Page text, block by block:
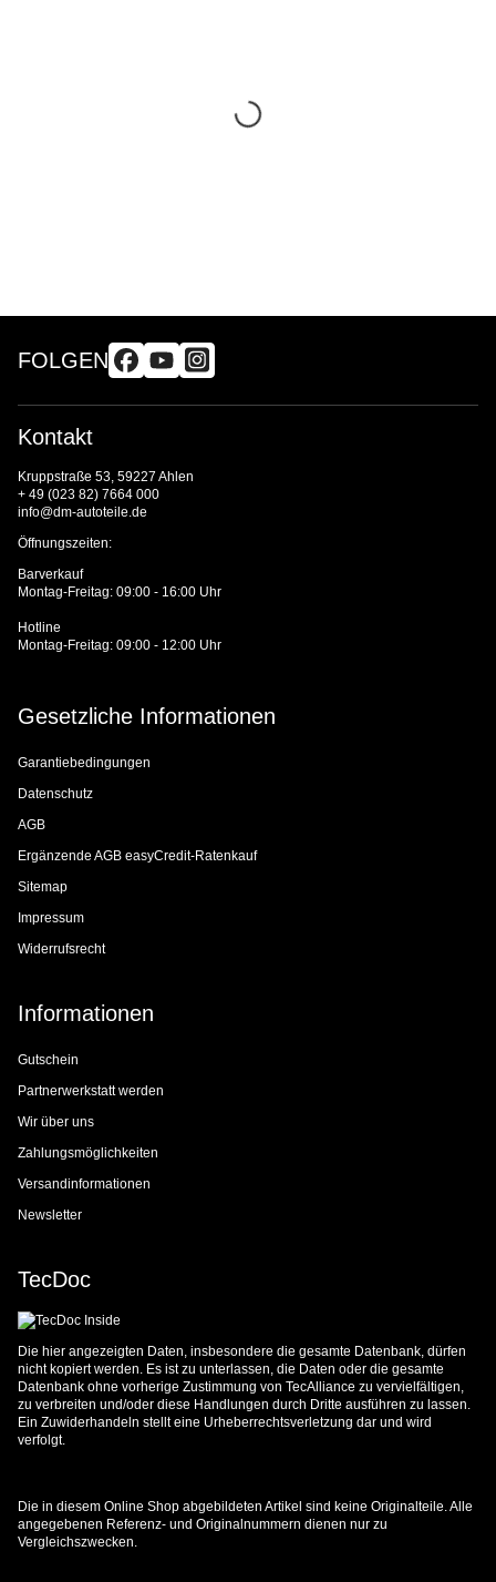
FOLGEN
Kontakt
Kruppstraße 53, 59227 Ahlen
+ 49 (023 82) 7664 000
info@dm-autoteile.de
Öffnungszeiten:
Barverkauf
Montag-Freitag: 09:00 - 16:00 Uhr
Hotline
Montag-Freitag: 09:00 - 12:00 Uhr
Gesetzliche Informationen
Garantiebedingungen
Datenschutz
AGB
Ergänzende AGB easyCredit-Ratenkauf
Sitemap
Impressum
Widerrufsrecht
Informationen
Gutschein
Partnerwerkstatt werden
Wir über uns
Zahlungsmöglichkeiten
Versandinformationen
Newsletter
TecDoc
Die hier angezeigten Daten, insbesondere die gesamte Datenbank, dürfen
nicht kopiert werden. Es ist zu unterlassen, die Daten oder die gesamte
Datenbank ohne vorherige Zustimmung von TecAlliance zu vervielfältigen,
zu verbreiten und/oder diese Handlungen durch Dritte ausführen zu lassen.
Ein Zuwiderhandeln stellt eine Urheberrechtsverletzung dar und wird
verfolgt.
Die in diesem Online Shop abgebildeten Artikel sind keine Originalteile. Alle
angegebenen Referenz- und Originalnummern dienen nur zu
Vergleichszwecken.